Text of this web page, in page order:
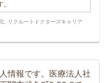
: リクルートドクターズキャリア
情報です。医療法人社